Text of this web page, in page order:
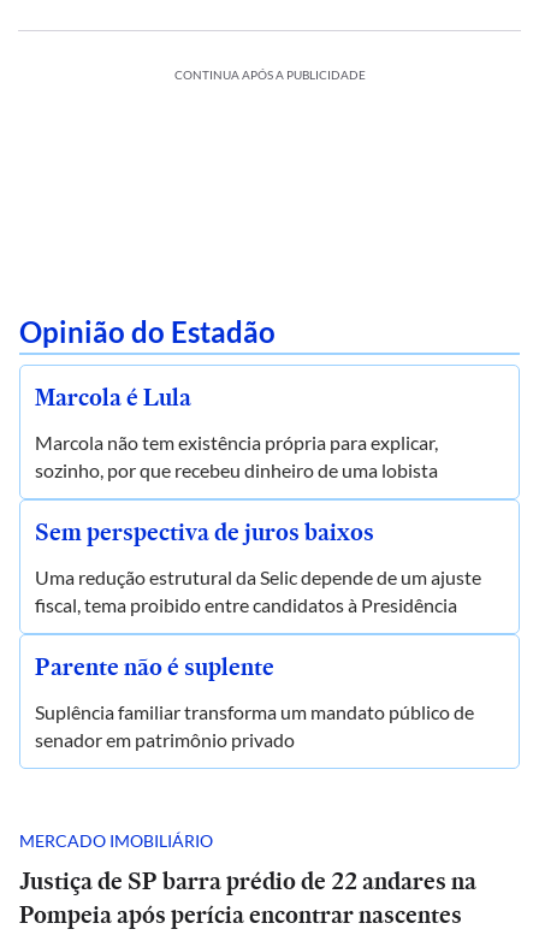
CONTINUA APÓS A PUBLICIDADE
Opinião do Estadão
Marcola é Lula
Marcola não tem existência própria para explicar,
sozinho, por que recebeu dinheiro de uma lobista
Sem perspectiva de juros baixos
Uma redução estrutural da Selic depende de um ajuste
fiscal, tema proibido entre candidatos à Presidência
Parente não é suplente
Suplência familiar transforma um mandato público de
senador em patrimônio privado
MERCADO IMOBILIÁRIO
Justiça de SP barra prédio de 22 andares na
Pompeia após perícia encontrar nascentes